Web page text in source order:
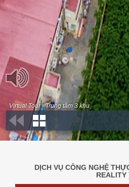
DỊCH VỤ CÔNG NGHỆ
REALITY